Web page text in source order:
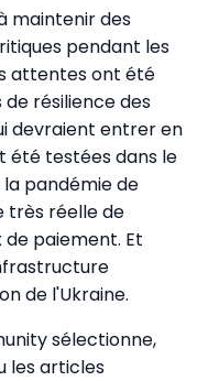
maintenir des
pendant les
attentes ont été
résilience des
devraient entrer en
été testées dans le
pandémie de
très réelle de
paiement. Et
de l'Ukraine.
sélectionne,
les articles